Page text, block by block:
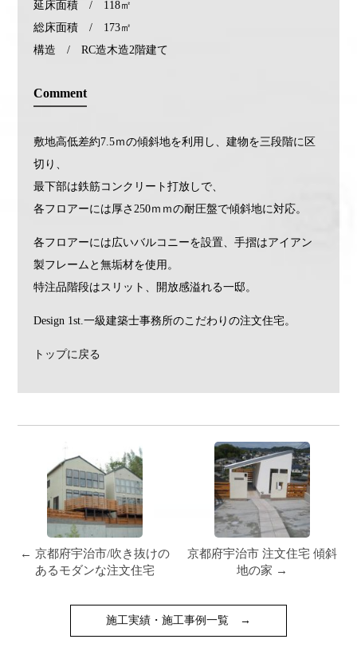
延床面積 / 118㎡
総床面積 / 173㎡
構造 / RC造木造2階建て
Comment
敷地高低差約7.5ｍの傾斜地を利用し、建物を三段階に区
切り、
最下部は鉄筋コンクリート打放しで、
各フロアーには厚さ250ｍｍの耐圧盤で傾斜地に対応。
各フロアーには広いバルコニーを設置、手摺はアイアン
製フレームと無垢材を使用。
特注品階段はスリット、開放感溢れる一邸。
Design 1st.一級建築士事務所のこだわりの注文住宅。
トップに戻る
← 京都府宇治市/吹き抜けの
あるモダンな注文住宅
京都府宇治市 注文住宅 傾斜
地の家 →
施工実績・施工事例一覧 →